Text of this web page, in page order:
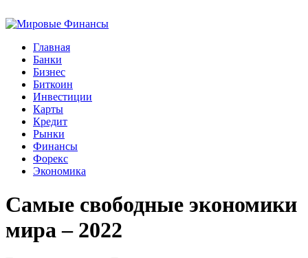
Главная
Банки
Бизнес
Биткоин
Инвестиции
Карты
Кредит
Рынки
Финансы
Форекс
Экономика
Самые свободные экономики
мира – 2022